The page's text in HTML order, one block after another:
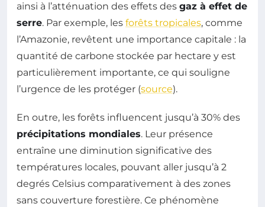
ainsi à l’atténuation des effets des gaz à effet de
serre. Par exemple, les forêts tropicales, comme
l’Amazonie, revêtent une importance capitale : la
quantité de carbone stockée par hectare y est
particulièrement importante, ce qui souligne
l’urgence de les protéger (source).
En outre, les forêts influencent jusqu’à 30% des
précipitations mondiales. Leur présence
entraîne une diminution significative des
températures locales, pouvant aller jusqu’à 2
degrés Celsius comparativement à des zones
sans couverture forestière. Ce phénomène